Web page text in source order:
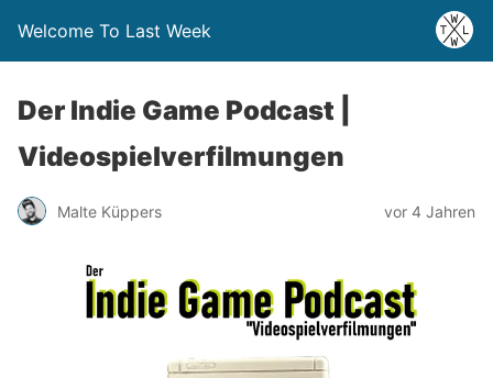
Welcome To Last Week
Der Indie Game Podcast |
Videospielverfilmungen
Malte Küppers vor 4 Jahren